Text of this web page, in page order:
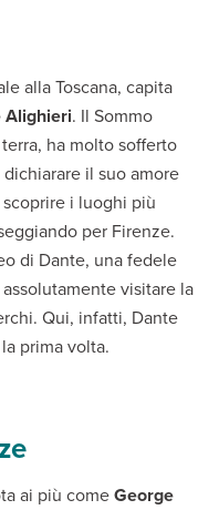
alla Toscana, capita
Alighieri. Il Sommo
ha molto sofferto
il suo amore
i luoghi più
per Firenze.
di Dante, una fedele
visitare la
Qui, infatti, Dante
prima volta.
ai più comeGeorge